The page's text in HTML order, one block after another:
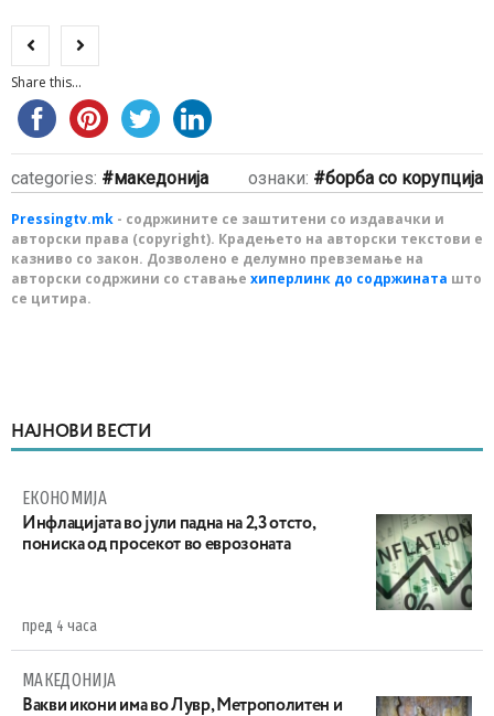
Share this...
categories: македонија ознаки: борба со корупција
Pressingtv.mk - содржините се заштитени со издавачки и
авторски права (copyright). Крадењето на авторски текстови е
казниво со закон. Дозволено е делумно превземање на
авторски содржини со ставање хиперлинк до содржината што
се цитира.
НАЈНОВИ ВЕСТИ
ЕКОНОМИЈА
Инфлацијата во јули падна на 2,3 отсто,
пониска од просекот во еврозоната
пред 4 часа
МАКЕДОНИЈА
Вакви икони има во Лувр, Метрополитен и